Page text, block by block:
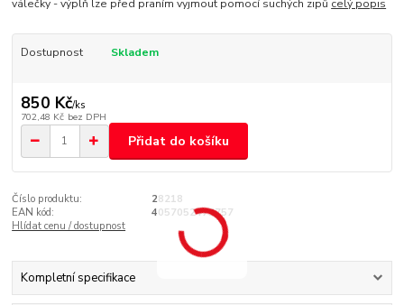
válečky - výplň lze před praním vyjmout pomocí suchých zipů celý popis
Dostupnost Skladem
850 Kč/ks
702,48 Kč bez DPH
Přidat do košíku
Číslo produktu:
28218
EAN kód:
4057052475757
Hlídat cenu / dostupnost
Kompletní specifikace